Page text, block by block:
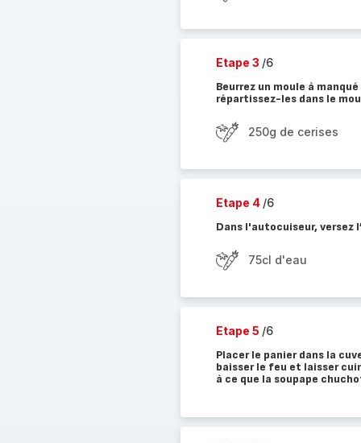
Etape 3 /6
Beurrez un moule à
répartissez-les dans le
250g de cerises
Etape 4 /6
Dans l'autocuiseur, versez
75cl d'eau
Etape 5 /6
Placer le panier dans la
baisser le feu et laisser
à ce que la soupape